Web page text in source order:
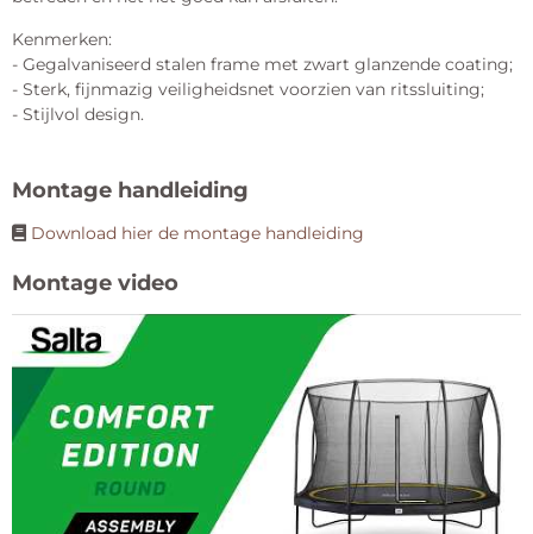
Kenmerken:
- Gegalvaniseerd stalen frame met zwart glanzende coating;
- Sterk, fijnmazig veiligheidsnet voorzien van ritssluiting;
- Stijlvol design.
Montage handleiding
Download hier de montage handleiding
Montage video